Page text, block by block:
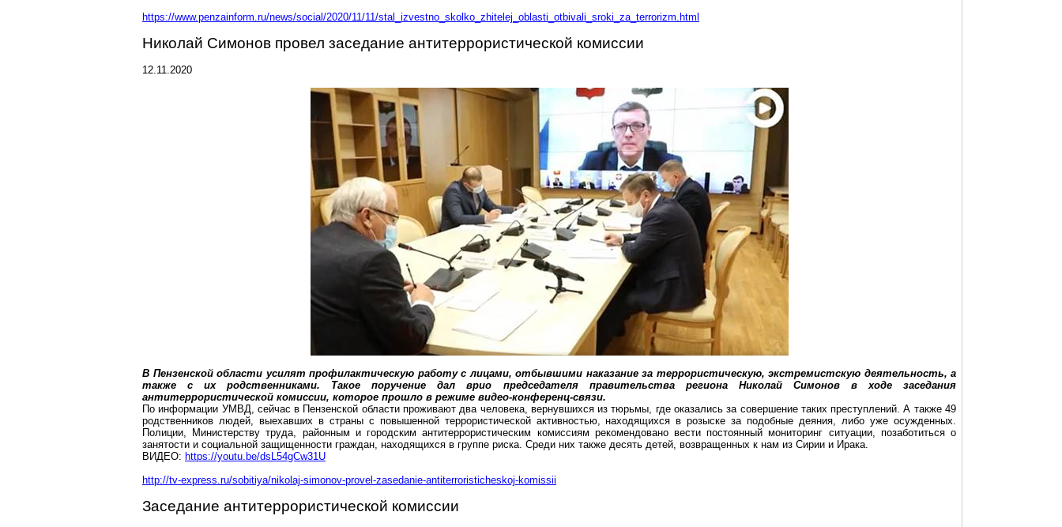
https://www.penzainform.ru/news/social/2020/11/11/stal_izvestno_skolko_zhitelej_oblasti_otbivali_sroki_za_terrorizm.html
Николай Симонов провел заседание антитеррористической комиссии
12.11.2020
В Пензенской области усилят профилактическую работу с лицами, отбывшими наказание за террористическую, экстремистскую деятельность, а
также с их родственниками. Такое поручение далврио председателя правительства региона Николай Симонов в ходе заседания
антитеррористической комиссии, которое прошло в режиме видео-конференц-связи.
По информации УМВД, сейчас в Пензенской области проживают два человека, вернувшихся из тюрьмы, где оказались за совершение таких преступлений. А также 49
родственников людей, выехавших в страны с повышенной террористической активностью, находящихся в розыске за подобные деяния, либо уже осужденных.
Полиции, Министерству труда, районным и городским антитеррористическим комиссиям рекомендовано вести постоянный мониторинг ситуации, позаботиться о
занятости и социальной защищенности граждан, находящихся в группе риска. Среди них также десять детей, возвращенных к нам из Сирии и Ирака.
ВИДЕО: https://youtu.be/dsL54gCw31U
http://tv-express.ru/sobitiya/nikolaj-simonov-provel-zasedanie-antiterroristicheskoj-komissii
Заседание антитеррористической комиссии